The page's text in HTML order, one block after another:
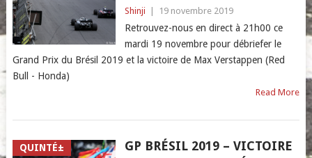
Shinji 19 novembre 2019
Retrouvez-nous en direct à 21h00 ce
mardi 19 novembre pour débriefer le
Grand Prix du Brésil 2019 et la victoire de Max Verstappen (Red
Bull - Honda)
Read More
QUINTÉ±
GP BRÉSIL 2019 – VICTOIRE